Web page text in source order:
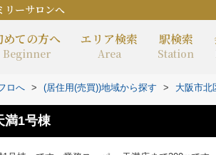
リーサロンへ
めての方へ
Beginner
エリア検索
Area
駅検索
Station
ロへ > (居住用(売買))地域から探す > 大阪市北
満1号棟